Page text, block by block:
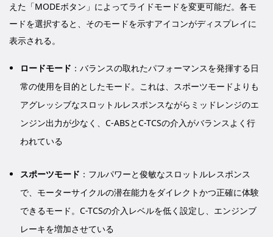
えた「MODEボタン」によってライドモードを変更可能だ。各モ
ードを選択すると、そのモードを示すアイコンがディスプレイに
表示される。
ロードモード ：バランスの取れたパフォーマンスを発揮する日
常の使用を目的としたモード。これは、スポーツモードよりも
アグレッシブなスロットルレスポンスながらミッドレンジのエ
ンジン出力が少なく、C-ABSとC-TCSの介入がバランスよく行
われている
スポーツモード ：フルパワーと俊敏なスロットルレスポンス
で、モーターサイクルの潜在能力をダイレクトかつ正確に体験
できるモード。C-TCSの介入レベルを低く設定し、エンジンブ
レーキを増加させている